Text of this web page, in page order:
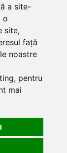
a site-
o
site,
față
noastre
, pentru
mai